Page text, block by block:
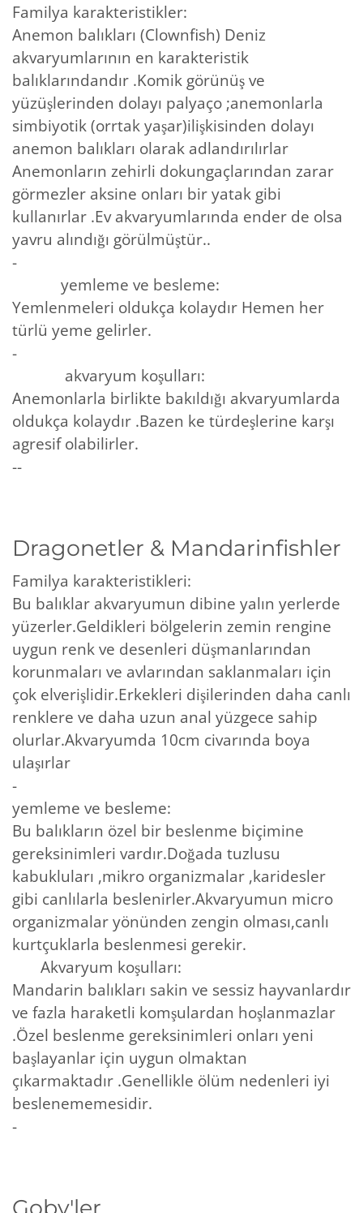
Familya karakteristikler:
Anemon balıkları (Clownfish) Deniz
akvaryumlarının en karakteristik
balıklarındandır .Komik görünüş ve
yüzüşlerinden dolayı palyaço ;anemonlarla
simbiyotik (orrtak yaşar)ilişkisinden dolayı
anemon balıkları olarak adlandırılırlar
Anemonların zehirli dokungaçlarından zarar
görmezler aksine onları bir yatak gibi
kullanırlar .Ev akvaryumlarında ender de olsa
yavru alındığı görülmüştür..
-
yemleme ve besleme:
Yemlenmeleri oldukça kolaydır Hemen her
türlü yeme gelirler.
-
akvaryum koşulları:
Anemonlarla birlikte bakıldığı akvaryumlarda
oldukça kolaydır .Bazen ke türdeşlerine karşı
agresif olabilirler.
--
Dragonetler & Mandarinfishler
Familya karakteristikleri:
Bu balıklar akvaryumun dibine yalın yerlerde
yüzerler.Geldikleri bölgelerin zemin rengine
uygun renk ve desenleri düşmanlarından
korunmaları ve avlarından saklanmaları için
çok elverişlidir.Erkekleri dişilerinden daha canlı
renklere ve daha uzun anal yüzgece sahip
olurlar.Akvaryumda 10cm civarında boya
ulaşırlar
-
yemleme ve besleme:
Bu balıkların özel bir beslenme biçimine
gereksinimleri vardır.Doğada tuzlusu
kabukluları ,mikro organizmalar ,karidesler
gibi canlılarla beslenirler.Akvaryumun micro
organizmalar yönünden zengin olması,canlı
kurtçuklarla beslenmesi gerekir.
Akvaryum koşulları:
Mandarin balıkları sakin ve sessiz hayvanlardır
ve fazla haraketli komşulardan hoşlanmazlar
.Özel beslenme gereksinimleri onları yeni
başlayanlar için uygun olmaktan
çıkarmaktadır .Genellikle ölüm nedenleri iyi
beslenememesidir.
-